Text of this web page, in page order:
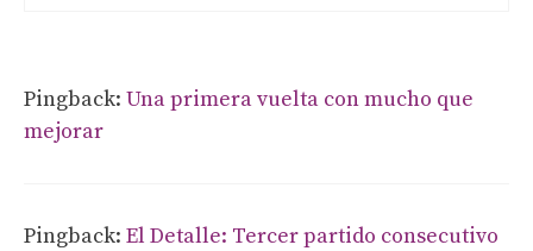
Pingback: Una primera vuelta con mucho que
mejorar
Pingback: El Detalle: Tercer partido consecutivo